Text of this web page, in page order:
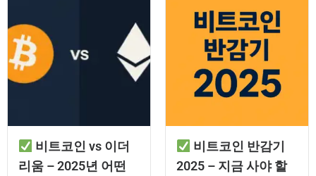
비트코인 vs 이더
리움 – 2025년 어떤
비트코인 반감기
2025 – 지금 사야 할